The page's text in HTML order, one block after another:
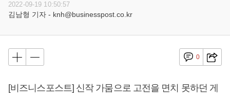
2022-09-19 10:50:57
김남형 기자 - knh@businesspost.co.kr
0
[비즈니스포스트] 신작 가뭄으로 고전을 면치 못하던 게